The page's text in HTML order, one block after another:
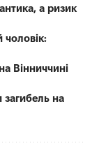
а ризик
чоловік:
Вінниччині
загибель на